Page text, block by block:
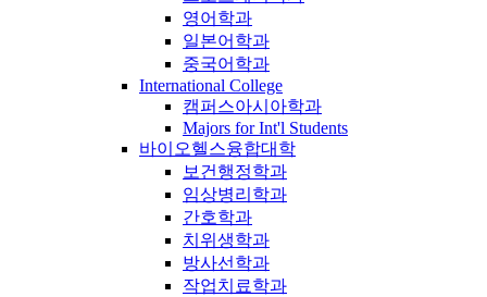
영어학과
일본어학과
중국어학과
International College
캠퍼스아시아학과
Majors for Int'l Students
바이오헬스융합대학
보건행정학과
임상병리학과
간호학과
치위생학과
방사선학과
작업치료학과